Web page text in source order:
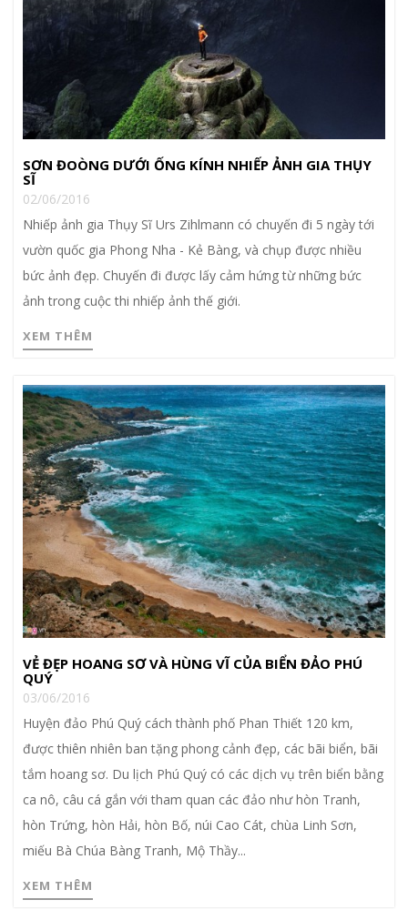
SƠN ĐOÒNG DƯỚI ỐNG KÍNH NHIẾP ẢNH GIA THỤY
SĨ
02/06/2016
Nhiếp ảnh gia Thụy Sĩ Urs Zihlmann có chuyến đi 5 ngày tới
vườn quốc gia Phong Nha - Kẻ Bàng, và chụp được nhiều
bức ảnh đẹp. Chuyến đi được lấy cảm hứng từ những bức
ảnh trong cuộc thi nhiếp ảnh thế giới.
XEM THÊM
VẺ ĐẸP HOANG SƠ VÀ HÙNG VĨ CỦA BIỂN ĐẢO PHÚ
QUÝ
03/06/2016
Huyện đảo Phú Quý cách thành phố Phan Thiết 120 km,
được thiên nhiên ban tặng phong cảnh đẹp, các bãi biển, bãi
tắm hoang sơ. Du lịch Phú Quý có các dịch vụ trên biển bằng
ca nô, câu cá gắn với tham quan các đảo như hòn Tranh,
hòn Trứng, hòn Hải, hòn Bố, núi Cao Cát, chùa Linh Sơn,
miếu Bà Chúa Bàng Tranh, Mộ Thầy...
XEM THÊM